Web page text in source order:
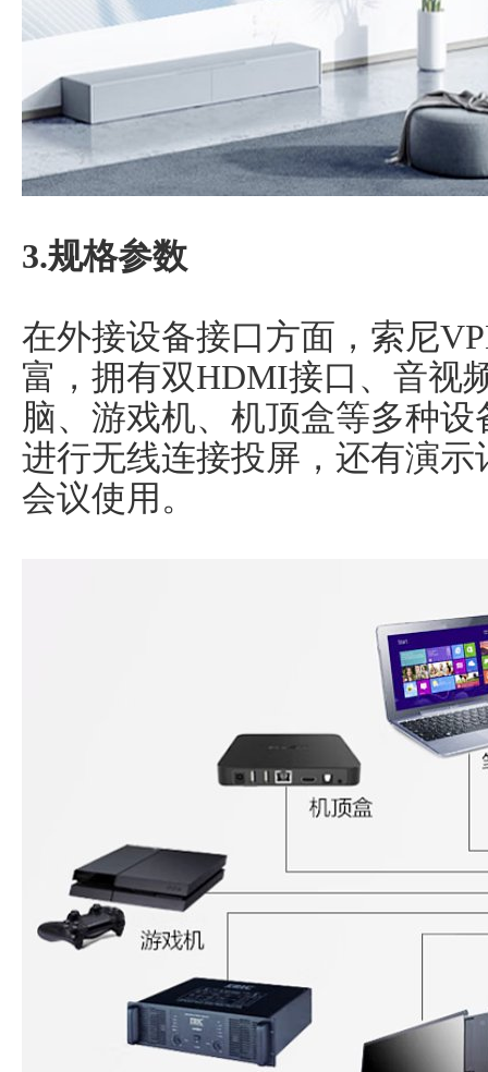
3.规格参数
在外接设备接口方面，索尼
富，拥有双HDMI接口、音视
脑、游戏机、机顶盒等多种
进行无线连接投屏，还有演
会议使用。